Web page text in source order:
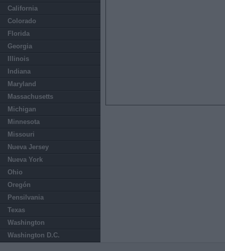
California
Colorado
Florida
Georgia
Illinois
Indiana
Maryland
Massachusetts
Michigan
Minnesota
Missouri
Nueva Jersey
Nueva York
Ohio
Oregón
Pensilvania
Texas
Washington
Washington D.C.